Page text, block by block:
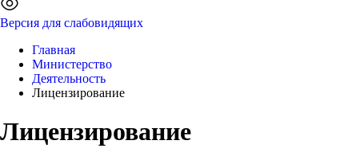
Версия для слабовидящих
Главная
Министерство
Деятельность
Лицензирование
Лицензирование